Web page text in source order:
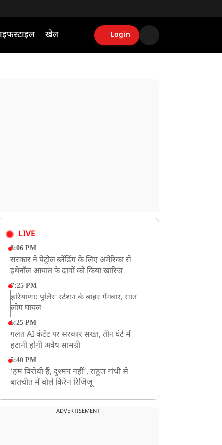
खेल Login
LIVE
8:06 PM
सरकार ने पेट्रोल ब्लेंडिंग के लिए अमेरिका से
इथेनॉल आयात के दावों को किया खारिज
7:25 PM
हरियाणा: पुलिस स्टेशन के बाहर गैंगवार, सात
लोग घायल
6:25 PM
गलत AI कंटेंट पर सरकार सख्त, तीन घंटे में
हटानी होगी अवैध सामग्री
5:40 PM
‘हम विरोधी हैं, दुश्मन नहीं’, राहुल गांधी से
बातचीत में बोले किरेन रिजिजू
झारखंड के छात्रों को CJP का समर्थन, रांची पहुंच
ADVERTISEMENT